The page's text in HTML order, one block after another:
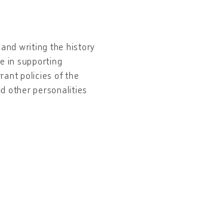
writing the history
in supporting
policies of the
other personalities